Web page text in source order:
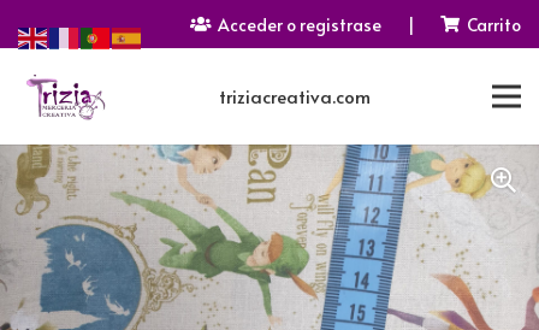
Acceder o registrase | Carrito
triziacreativa.com